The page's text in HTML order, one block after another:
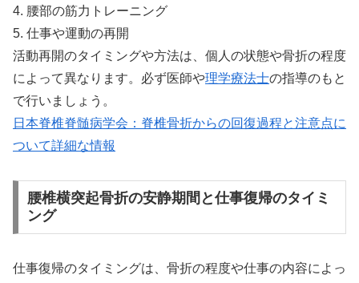
4. 腰部の筋力トレーニング
5. 仕事や運動の再開
活動再開のタイミングや方法は、個人の状態や骨折の程度
によって異なります。必ず医師や理学療法士の指導のもと
で行いましょう。
日本脊椎脊髄病学会：脊椎骨折からの回復過程と注意点に
ついて詳細な情報
腰椎横突起骨折の安静期間と仕事復帰のタイミ
ング
仕事復帰のタイミングは、骨折の程度や仕事の内容によっ